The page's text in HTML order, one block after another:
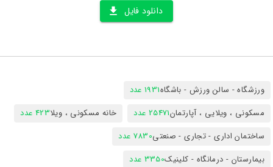
دانلود فایل
ورزشگاه - سالن ورزش - باشگاه1931 عدد
مسکونی ، ویلایی ، آپارتمان25471 عدد خانه مسکونی ، ویلا423 عدد
ساختمان اداری - تجاری - صنعتی7830 عدد
بیمارستان - درمانگاه - کلینیک3350 عدد